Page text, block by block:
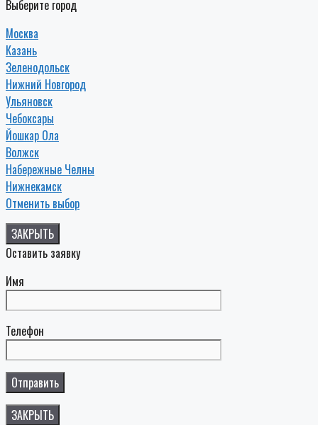
Выберите город
Москва
Казань
Зеленодольск
Нижний Новгород
Ульяновск
Чебоксары
Йошкар Ола
Волжск
Набережные Челны
Нижнекамск
Отменить выбор
ЗАКРЫТЬ
Оставить заявку
Имя
Телефон
ЗАКРЫТЬ